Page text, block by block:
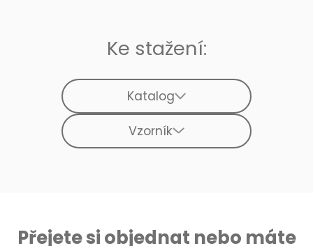
Ke stažení:
Katalog
Vzorník
Přejete si objednat nebo máte